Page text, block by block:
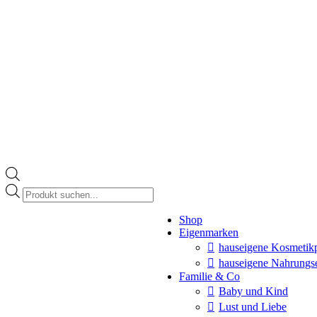
Products
search
Shop
Eigenmarken
hauseigene
hauseigene
Familie & Co
Baby und Kind
Lust und Liebe